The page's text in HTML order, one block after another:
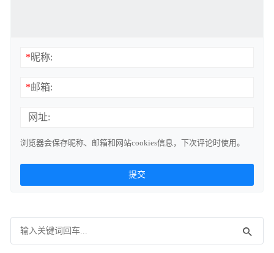
*昵称:
*邮箱:
网址:
浏览器会保存昵称、邮箱和网站cookies信息，下次评论时使用。